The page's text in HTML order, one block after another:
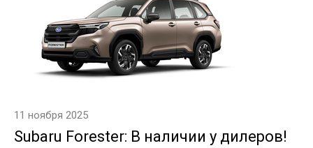
11 ноября 2025
Subaru Forester: В наличии у дилеров!